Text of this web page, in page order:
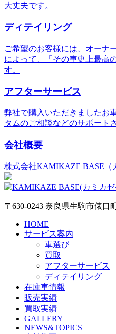
大丈夫です。
ディテイリング
ご希望のお客様には、オーナ
によって、「その車史上最高
す。
アフターサービス
弊社で購入いただきましたお
タムのご相談などのサポート
会社概要
株式会社KAMIKAZE BASE（
〒630-0243 奈良県生駒市俵口
HOME
サービス案内
車選び
買取
アフターサービス
ディテイリング
在庫車情報
販売実績
買取実績
GALLERY
NEWS&TOPICS